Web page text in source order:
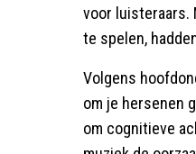
voor luisteraars.
te spelen,
Volgens
om je hersenen
om cognitieve